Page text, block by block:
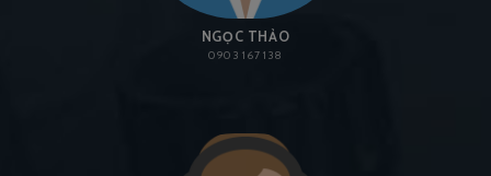
NGỌC THẢO
0903 167 138